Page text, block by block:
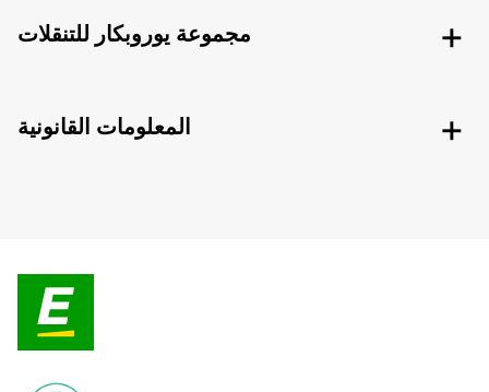
مجموعة يوروبكار للتنقلات
المعلومات القانونية